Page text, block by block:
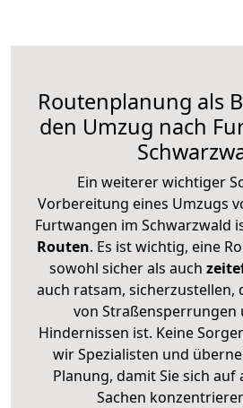
Routenplanung als
den Umzug nach
Ein weiterer wichtiger
Vorbereitung eines Umzugs
Furtwangen im Schwarzwald
Routen. Es ist wichtig, eine
sowohl sicher als auch
auch ratsam, sicherzustellen,
von Straßensperrungen
Hindernissen ist. Keine
wir Spezialisten und
Planung, damit Sie sich
Sachen